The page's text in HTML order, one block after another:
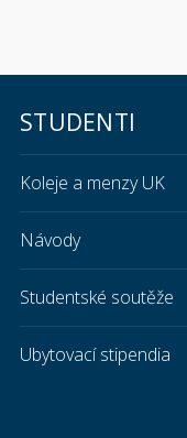
STUDENTI
Koleje a menzy UK
Návody
Studentské soutěže
Ubytovací stipendia